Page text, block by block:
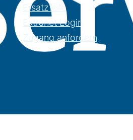
Ersatzteile
Extranet Login
Zugang anfordern